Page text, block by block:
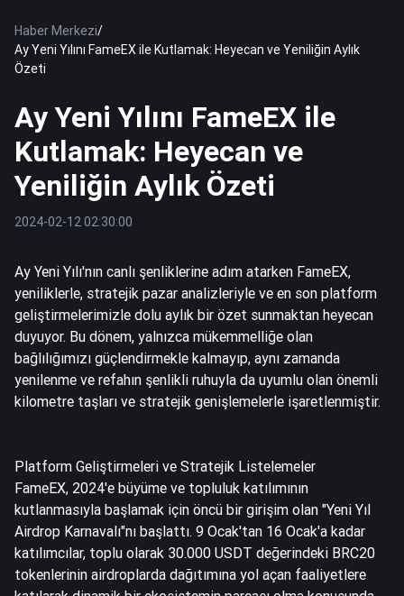
Haber Merkezi/
Ay Yeni Yılını FameEX ile Kutlamak: Heyecan ve Yeniliğin Aylık
Özeti
Ay Yeni Yılını FameEX ile
Kutlamak: Heyecan ve
Yeniliğin Aylık Özeti
2024-02-12 02:30:00
Ay Yeni Yılı'nın canlı şenliklerine adım atarken FameEX,
yeniliklerle, stratejik pazar analizleriyle ve en son platform
geliştirmelerimizle dolu aylık bir özet sunmaktan heyecan
duyuyor. Bu dönem, yalnızca mükemmelliğe olan
bağlılığımızı güçlendirmekle kalmayıp, aynı zamanda
yenilenme ve refahın şenlikli ruhuyla da uyumlu olan önemli
kilometre taşları ve stratejik genişlemelerle işaretlenmiştir.
Platform Geliştirmeleri ve Stratejik Listelemeler
FameEX, 2024'e büyüme ve topluluk katılımının
kutlanmasıyla başlamak için öncü bir girişim olan "Yeni Yıl
Airdrop Karnavalı"nı başlattı. 9 Ocak'tan 16 Ocak'a kadar
katılımcılar, toplu olarak 30.000 USDT değerindeki BRC20
tokenlerinin airdroplarda dağıtımına yol açan faaliyetlere